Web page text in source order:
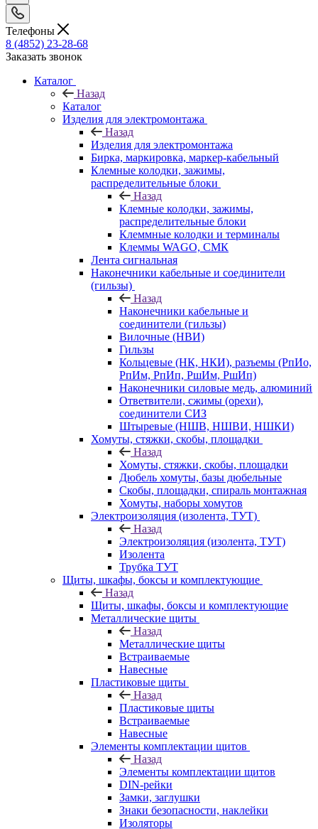
Телефоны
8 (4852) 23-28-68
Заказать звонок
Каталог
Назад
Каталог
Изделия для электромонтажа
Назад
Изделия для электромонтажа
Бирка, маркировка, маркер-кабельный
Клемные колодки, зажимы,
распределительные блоки
Назад
Клемные колодки, зажимы,
распределительные блоки
Клеммные колодки и терминалы
Клеммы WAGO, СМК
Лента сигнальная
Наконечники кабельные и соединители
(гильзы)
Назад
Наконечники кабельные и
соединители (гильзы)
Вилочные (НВИ)
Гильзы
Кольцевые (НК, НКИ), разъемы (РпИо,
РпИм, РпИп, РшИм, РшИп)
Наконечники силовые медь, алюминий
Ответвители, сжимы (орехи),
соединители СИЗ
Штыревые (НШВ, НШВИ, НШКИ)
Хомуты, стяжки, скобы, площадки
Назад
Хомуты, стяжки, скобы, площадки
Дюбель хомуты, базы дюбельные
Скобы, площадки, спираль монтажная
Хомуты, наборы хомутов
Электроизоляция (изолента, ТУТ)
Назад
Электроизоляция (изолента, ТУТ)
Изолента
Трубка ТУТ
Щиты, шкафы, боксы и комплектующие
Назад
Щиты, шкафы, боксы и комплектующие
Металлические щиты
Назад
Металлические щиты
Встраиваемые
Навесные
Пластиковые щиты
Назад
Пластиковые щиты
Встраиваемые
Навесные
Элементы комплектации щитов
Назад
Элементы комплектации щитов
DIN-рейки
Замки, заглушки
Знаки безопасности, наклейки
Изоляторы